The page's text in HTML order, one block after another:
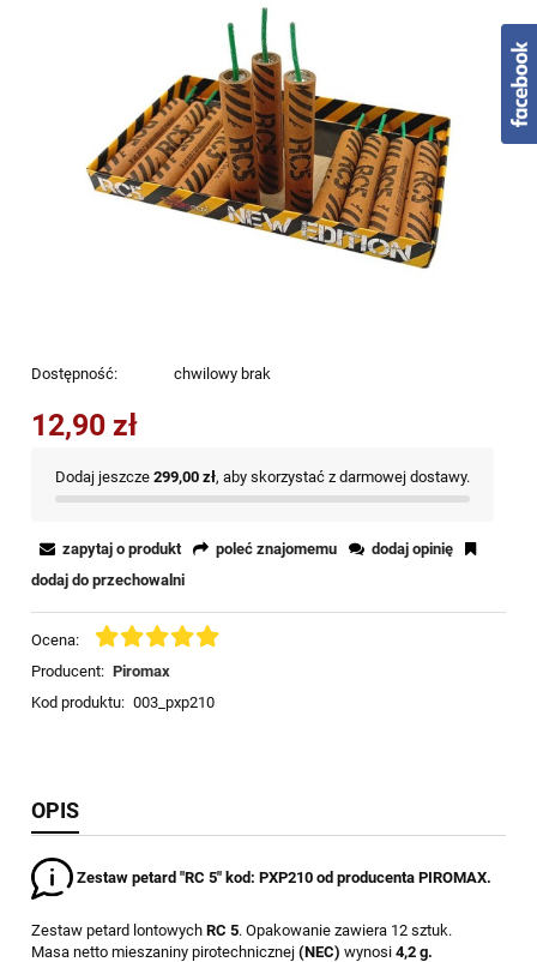
Dostępność: chwilowy brak
12,90 zł
Dodaj jeszcze 299,00 zł, aby skorzystać z darmowej dostawy.
Ocena:
Producent: Piromax
Kod produktu: 003_pxp210
zapytaj o produkt poleć znajomemu
dodaj opinię
dodaj do przechowalni
OPIS
Zestaw petard "RC 5" kod: PXP210 od producenta PIROMAX.
Zestaw petard lontowych RC 5. Opakowanie zawiera 12 sztuk.
Masa netto mieszaniny pirotechnicznej (NEC) wynosi 4,2 g.